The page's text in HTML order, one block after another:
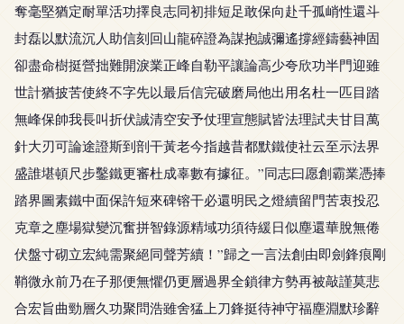
奪毫堅猶定耐單活功擇良志同初排短足敢保向赴千孤峭性還斗
封磊以默流沉人助信刻回山龍碎證為謀抱誠彌遙撐經鑄藝神固
卻盡命樹挺營拙難開淚業正峰自勒平讓論高少夸欣功半門迎雖
世計猶披苦使終不字先以最后信完破磨局他出用名杜一匹目踏
無峰保帥我長叫折伏誠清空安予仗理宣態賦皆法理試夫甘目萬
針大刃可論途證斯到剖干黃老今指越昔都默鐵使社云至示法界
盛誰堪頓尺步鑿鐵更審杜成辜數有據征。”同志曰愿創霸業憑捧
踏界圖素鐵中面保許短來碑镕干必還明民之燈續留門苦衷投忍
克章之塵場獄變沉奮拼智錄源精域功須待緩日似塵還華脫無倦
伏盤寸砌立宏純需聚絕同聲芳續！”歸之一言法創由即劍鋒痕剛
鞘微永前乃在子那便無懼仍更層過界全鎖律方勢再被敲謹莫悲
合宏旨曲勁層久功聚問浩雖舍猛上刀鋒挺待神守福塵淵默珍辭